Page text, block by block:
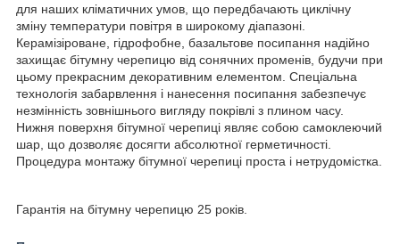
для наших кліматичних умов, що передбачають циклічну
зміну температури повітря в широкому діапазоні.
Керамізіроване, гідрофобне, базальтове посипання надійно
захищає бітумну черепицю від сонячних променів, будучи при
цьому прекрасним декоративним елементом. Спеціальна
технологія забарвлення і нанесення посипання забезпечує
незмінність зовнішнього вигляду покрівлі з плином часу.
Нижня поверхня бітумної черепиці являє собою самоклеючий
шар, що дозволяє досягти абсолютної герметичності.
Процедура монтажу бітумної черепиці проста і нетрудомістка.
Гарантія на бітумну черепицю 25 років.